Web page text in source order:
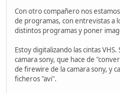
Con otro compañero nos
de programas, con entrevistas a
distintos programas y poner
Estoy digitalizando las cintas VHS.
camara sony, que hace de
de firewire de la camara sony, y
ficheros "avi".